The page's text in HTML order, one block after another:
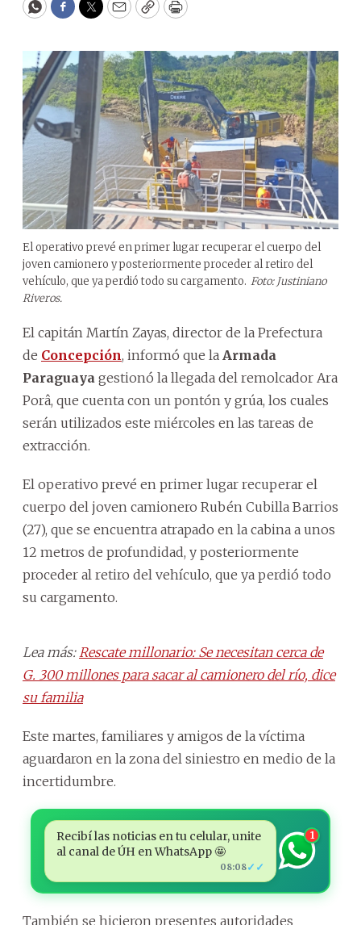
WhatsApp
Facebook
Twitter
EmailCopyPrint
El operativo prevé en primer lugar recuperar el cuerpo del
joven camionero y posteriormente proceder al retiro del
vehículo, que ya perdió todo su cargamento. Foto: Justiniano
Riveros.
El capitán Martín Zayas, director de la Prefectura
de Concepción, informó que la Armada
Paraguaya gestionó la llegada del remolcador Ara
Porâ, que cuenta con un pontón y grúa, los cuales
serán utilizados este miércoles en las tareas de
extracción.
El operativo prevé en primer lugar recuperar el
cuerpo del joven camionero Rubén Cubilla Barrios
(27), que se encuentra atrapado en la cabina a unos
12 metros de profundidad, y posteriormente
proceder al retiro del vehículo, que ya perdió todo
su cargamento.
Lea más: Rescate millonario: Se necesitan cerca de
G. 300 millones para sacar al camionero del río, dice
su familia
Este martes, familiares y amigos de la víctima
aguardaron en la zona del siniestro en medio de la
incertidumbre.
Recibí las noticias en tu celular, unite
al canal de ÚH en WhatsApp 🤩
08:08✓✓
1
También se hicieron presentes autoridades